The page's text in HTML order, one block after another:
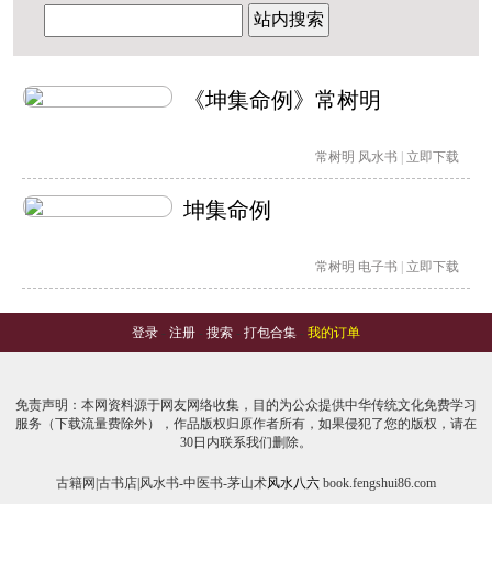
站内搜索
《坤集命例》常树明
常树明 风水书 立即下载
坤集命例
常树明 电子书 立即下载
登录 - 注册 - 搜索 - 打包合集 - 我的订单
免责声明：本网资料源于网友网络收集，目的为公众提供中华传统文化免费学习
服务（下载流量费除外），作品版权归原作者所有，如果侵犯了您的版权，请在
30日内联系我们删除。
古籍网|古书店|风水书-中医书-茅山术风水八六 book.fengshui86.com